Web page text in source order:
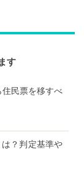
す
民票を移すべ
？判定基準や
る
る